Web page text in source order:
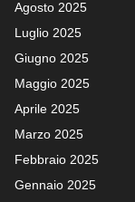
Agosto 2025
Luglio 2025
Giugno 2025
Maggio 2025
Aprile 2025
Marzo 2025
Febbraio 2025
Gennaio 2025